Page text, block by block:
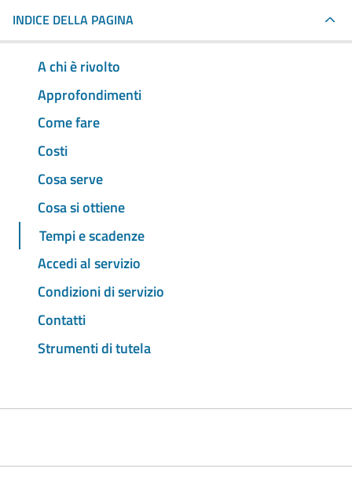
INDICE DELLA PAGINA
A chi è rivolto
Approfondimenti
Come fare
Costi
Cosa serve
Cosa si ottiene
Tempi e scadenze
Accedi al servizio
Condizioni di servizio
Contatti
Strumenti di tutela